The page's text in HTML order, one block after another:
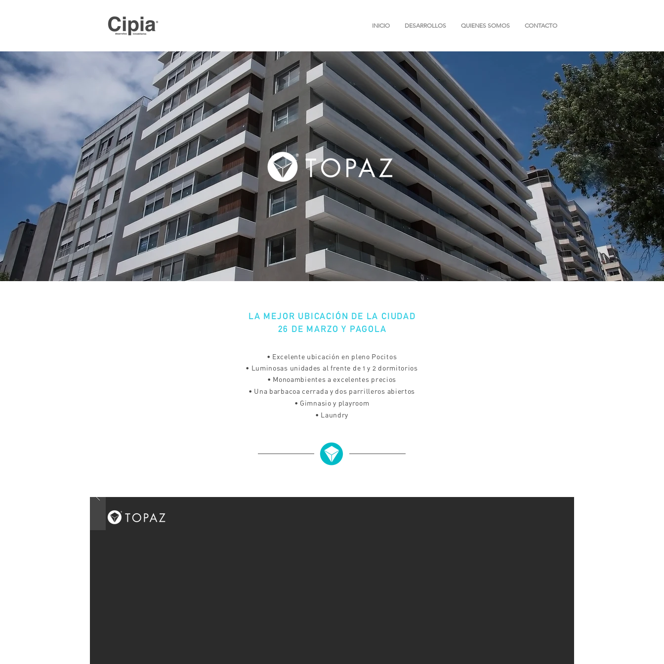
INICIO DESARROLLOS QUIENES SOMOS CONTACTO
LA MEJOR UBICACIÓN DE LA CIUDAD
26 DE MARZO Y PAGOLA
• Excelente ubicación en pleno Pocitos
• Luminosas unidades al frente de 1 y 2 dormitorios
• Monoambientes a excelentes precios
• Una barbacoa cerrada y dos parrilleros abiertos
• Gimnasio y playroom
• Laundry